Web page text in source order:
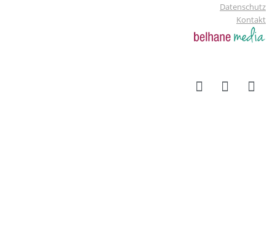
Datenschutz
Kontakt